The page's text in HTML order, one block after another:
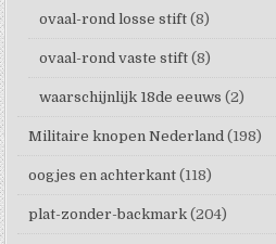
ovaal-rond losse stift (8)
ovaal-rond vaste stift (8)
waarschijnlijk 18de eeuws (2)
Militaire knopen Nederland (198)
oogjes en achterkant (118)
plat-zonder-backmark (204)